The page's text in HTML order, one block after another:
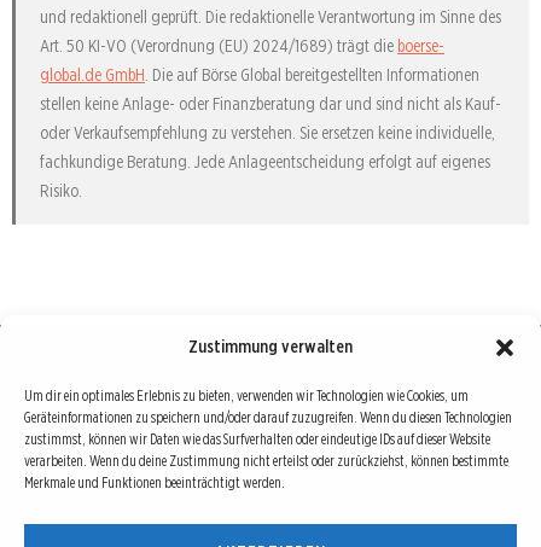
Zustimmung verwalten
Um dir ein optimales Erlebnis zu bieten, verwenden wir Technologien wie Cookies, um
Geräteinformationen zu speichern und/oder darauf zuzugreifen. Wenn du diesen Technologien
zustimmst, können wir Daten wie das Surfverhalten oder eindeutige IDs auf dieser Website
verarbeiten. Wenn du deine Zustimmung nicht erteilst oder zurückziehst, können bestimmte
Merkmale und Funktionen beeinträchtigt werden.
und redaktionell geprüft. Die redaktionelle Verantwortung im Sinne des
Art. 50 KI-VO (Verordnung (EU) 2024/1689) trägt die boerse-
global.de GmbH . Die auf Börse Global bereitgestellten Informationen
stellen keine Anlage- oder Finanzberatung dar und sind nicht als Kauf-
oder Verkaufsempfehlung zu verstehen. Sie ersetzen keine individuelle,
fachkundige Beratung. Jede Anlageentscheidung erfolgt auf eigenes
Risiko.
Börse : lokal, international, global
Erfolgreiche Börsengeschäfte bedingen vor allem drei Dinge: Verlässliche Informationen,
richtige Interpretationen und unabhängige Informationsquellen. Diese drei Bausteine sind
auch die redaktionelle Leitlinie von Börse Global.
Hinter Börse Global steht ein Team von erfahrenen Finanzjournalisten, die zum Teil schon